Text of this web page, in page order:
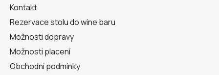
Kontakt
Rezervace stolu do wine baru
Možnosti dopravy
Možnosti placení
Obchodní podmínky